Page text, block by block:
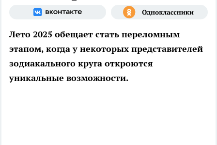
Лето 2025 обещает стать переломным
этапом, когда у некоторых представителей
зодиакального круга откроются
уникальные возможности.